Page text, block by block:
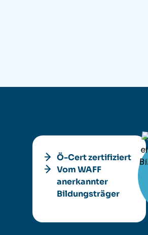
Ö-Cert zertifiziert
Vom WAFF
anerkannter
Bildungsträger